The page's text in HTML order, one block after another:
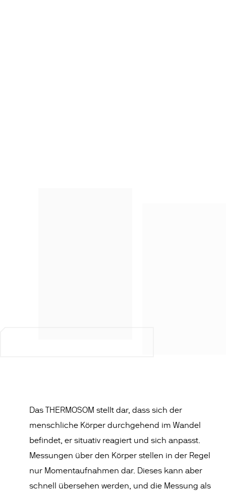
Das THERMOSOM stellt dar, dass sich der
menschliche Körper durchgehend im Wandel
befindet, er situativ reagiert und sich anpasst.
Messungen über den Körper stellen in der Regel
nur Momentaufnahmen dar. Dieses kann aber
schnell übersehen werden, und die Messung als